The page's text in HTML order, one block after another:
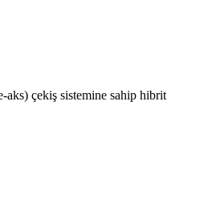
çekiş sistemine sahip hibrit